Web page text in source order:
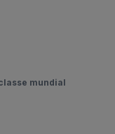
mundial